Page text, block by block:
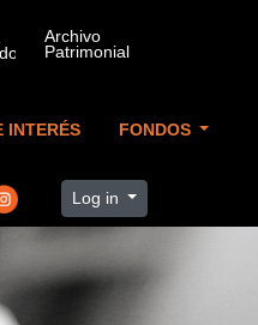
INTERÉS FONDOS
Log in